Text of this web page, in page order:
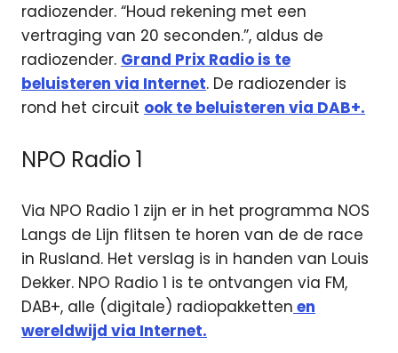
radiozender. “Houd rekening met een
vertraging van 20 seconden.”, aldus de
radiozender. Grand Prix Radio is te
beluisteren via Internet. De radiozender is
rond het circuit ook te beluisteren via DAB+.
NPO Radio 1
Via NPO Radio 1 zijn er in het programma NOS
Langs de Lijn flitsen te horen van de de race
in Rusland. Het verslag is in handen van Louis
Dekker. NPO Radio 1 is te ontvangen via FM,
DAB+, alle (digitale) radiopakketten en
wereldwijd via Internet.